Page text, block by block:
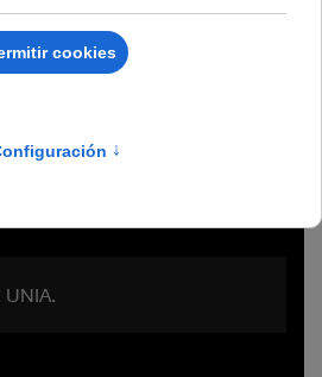
virtual, covid-19,
y recursos
UNIA.